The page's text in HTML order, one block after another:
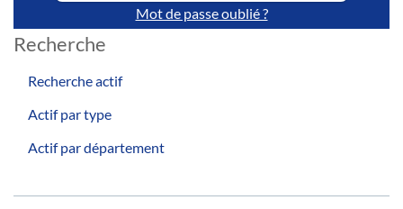
Mot de passe oublié ?
Recherche
Recherche actif
Actif par type
Actif par département